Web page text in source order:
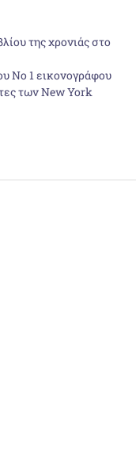
της χρονιάς στο
Νο 1 εικονογράφου
των New York